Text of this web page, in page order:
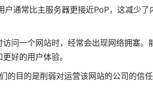
通常比主服务器更接近PoP，这减少了
问一个网站时，经常会出现网络拥塞。
好的用户体验。
目的是削弱对运营该网站的公司的信任